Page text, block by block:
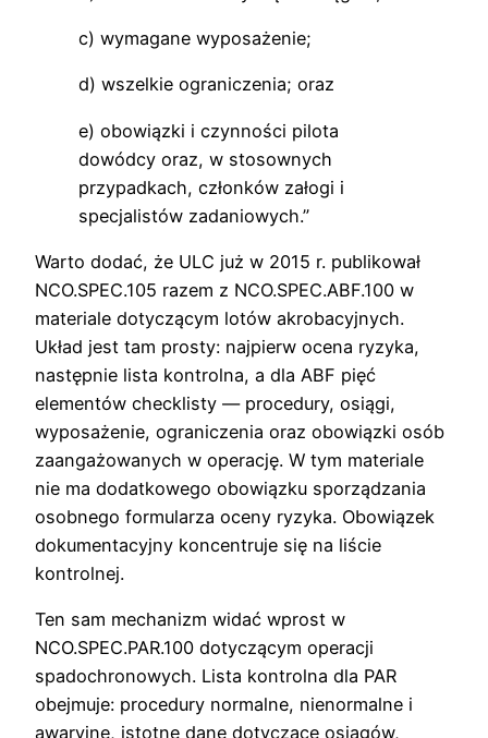
c) wymagane wyposażenie;
d) wszelkie ograniczenia; oraz
e) obowiązki i czynności pilota
dowódcy oraz, w stosownych
przypadkach, członków załogi i
specjalistów zadaniowych.”
Warto dodać, że ULC już w 2015 r. publikował
NCO.SPEC.105 razem z NCO.SPEC.ABF.100 w
materiale dotyczącym lotów akrobacyjnych.
Układ jest tam prosty: najpierw ocena ryzyka,
następnie lista kontrolna, a dla ABF pięć
elementów checklisty — procedury, osiągi,
wyposażenie, ograniczenia oraz obowiązki osób
zaangażowanych w operację. W tym materiale
nie ma dodatkowego obowiązku sporządzania
osobnego formularza oceny ryzyka. Obowiązek
dokumentacyjny koncentruje się na liście
kontrolnej.
Ten sam mechanizm widać wprost w
NCO.SPEC.PAR.100 dotyczącym operacji
spadochronowych. Lista kontrolna dla PAR
obejmuje: procedury normalne, nienormalne i
awaryjne, istotne dane dotyczące osiągów,